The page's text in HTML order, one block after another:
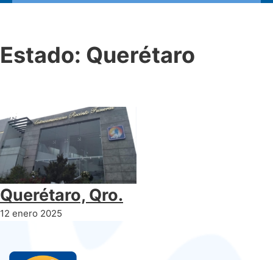
Estado: Querétaro
Querétaro, Qro.
12 enero 2025